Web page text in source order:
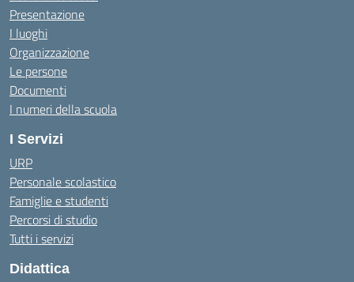
Presentazione
I luoghi
Organizzazione
Le persone
Documenti
I numeri della scuola
I Servizi
URP
Personale scolastico
Famiglie e studenti
Percorsi di studio
Tutti i servizi
Didattica